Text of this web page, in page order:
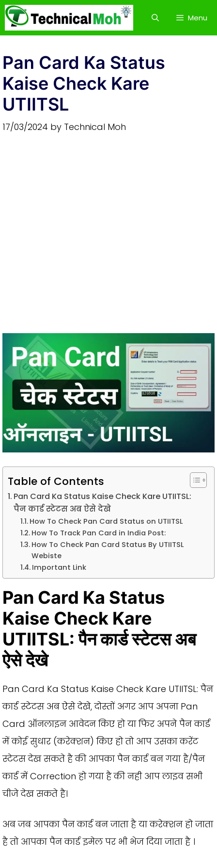
Skip
Menu
Pan Card Ka Status
Kaise Check Kare
UTIITSL
17/03/2024 by Technical Moh
Table of Contents
Pan Card Ka Status Kaise Check Kare UTIITSL:
पैन कार्ड स्टेटस अब ऐसे देखे
How To Check Pan Card Status on UTIITSL
How To Track Pan Card in India Post:
How To Check Pan Card Status By UTIITSL
Webiste
Important Link
Pan Card Ka Status
Kaise Check Kare
UTIITSL: पैन कार्ड स्टेटस अब
ऐसे देखे
Pan Card Ka Status Kaise Check Kare UTIITSL: पैन
कार्ड स्टेटस अब ऐसे देखे, दोस्तों अगर आप अपना Pan
Card ऑनलाइन आवेदन किए हो या फिर अपने पैन कार्ड
में कोई सुधार (करेक्शन) किए हो तो आप उसका करेंट
स्टेटस देख सकते है की आपका पैन कार्ड बन गया है/पैन
कार्ड में Correction हो गया है की नही आप लाइव सभी
चीजे देख सकते है।
अब जब आपका पैन कार्ड बन जाता है या करेक्शन हो जाता
है तो आपका पैन कार्ड इमेल पर भी भेज दिया जाता है ।